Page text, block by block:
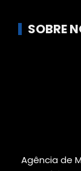
SOBRE
Agência de